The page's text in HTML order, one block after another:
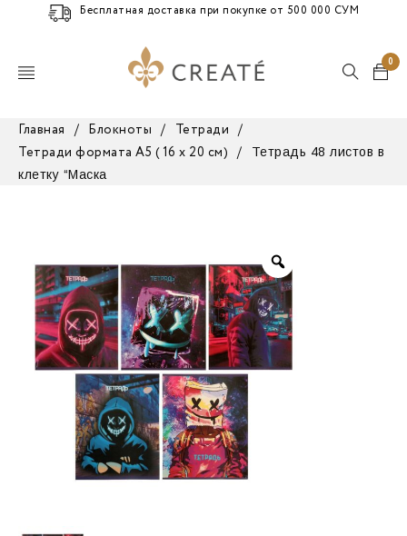
Бесплатная доставка при покупке от 500 000 СУМ
0
Главная / Блокноты / Тетради
/
Тетради формата А5 ( 16 х 20 см)
/
Тетрадь 48 листов в
клетку “Маска